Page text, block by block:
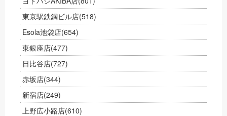
東京駅鉄鋼ビル店(518)
Esola池袋店(654)
東銀座店(477)
日比谷店(727)
赤坂店(344)
新宿店(249)
上野広小路店(610)